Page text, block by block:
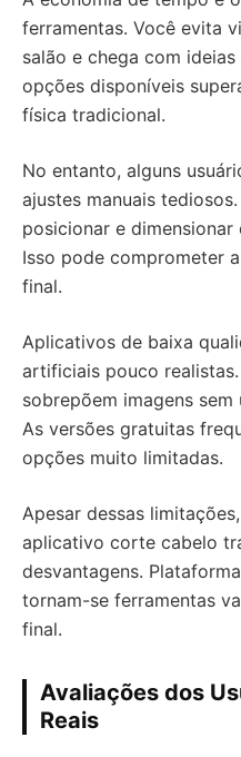
ferramentas. Você evita
salão e chega com
opções disponíveis
física tradicional.
No entanto, alguns
ajustes manuais
posicionar e
Isso pode comprometer
final.
Aplicativos de baixa
artificiais pouco
sobrepõem imagens
As versões gratuitas
opções muito limitadas.
Apesar dessas
aplicativo corte cabelo
desvantagens.
tornam-se ferramentas
final.
Avaliações dos
Reais